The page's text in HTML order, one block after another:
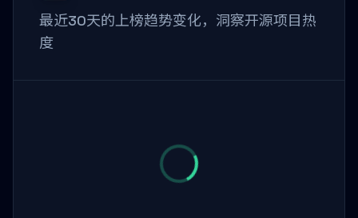
最近30天的上榜趋势变化，洞察开源项目热
度